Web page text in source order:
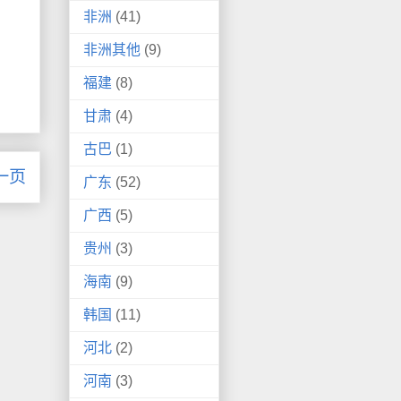
页
非洲 (41)
非洲其他 (9)
福建 (8)
甘肃 (4)
古巴 (1)
广东 (52)
广西 (5)
贵州 (3)
海南 (9)
韩国 (11)
河北 (2)
河南 (3)